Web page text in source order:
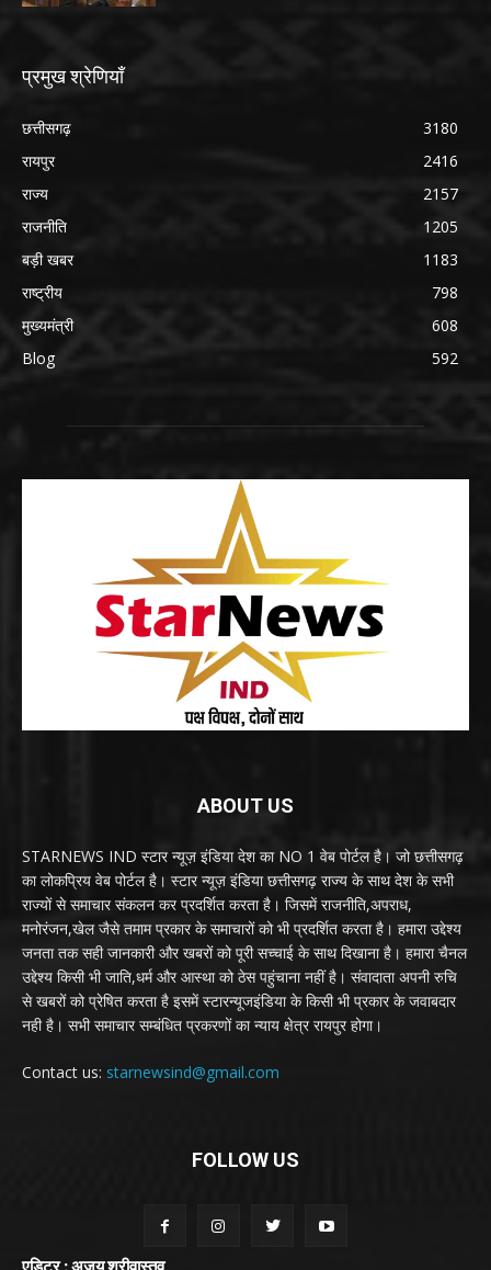
प्रमुख श्रेणियाँ
छत्तीसगढ़
3180
रायपुर
2416
राज्य
2157
राजनीति
1205
बड़ी खबर
1183
राष्ट्रीय
798
मुख्यमंत्री
608
Blog
592
ABOUT US
STARNEWS IND स्टार न्यूज़ इंडिया देश का NO 1 वेब पोर्टल है। जो छत्तीसगढ़
का लोकप्रिय वेब पोर्टल है। स्टार न्यूज़ इंडिया छत्तीसगढ़ राज्य के साथ देश के सभी
राज्यों से समाचार संकलन कर प्रदर्शित करता है। जिसमें राजनीति,अपराध,
मनोरंजन,खेल जैसे तमाम प्रकार के समाचारों को भी प्रदर्शित करता है। हमारा उद्देश्य
जनता तक सही जानकारी और खबरों को पूरी सच्चाई के साथ दिखाना है। हमारा चैनल
उद्देश्य किसी भी जाति,धर्म और आस्था को ठेस पहुंचाना नहीं है। संवादाता अपनी रुचि
से खबरों को प्रेषित करता है इसमें स्टारन्यूजइंडिया के किसी भी प्रकार के जवाबदार
नही है। सभी समाचार सम्बंधित प्रकरणों का न्याय क्षेत्र रायपुर होगा।
Contact us: starnewsind@gmail.com
FOLLOW US